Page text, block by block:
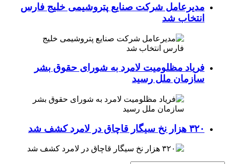
مدیرعامل شرکت صنایع پتروشیمی خلیج فارس
انتخاب شد
فریاد مظلومیت لامرد به شورای حقوق بشر
سازمان ملل رسید
۳۲۰ هزار نخ سیگار قاچاق در لامرد کشف شد